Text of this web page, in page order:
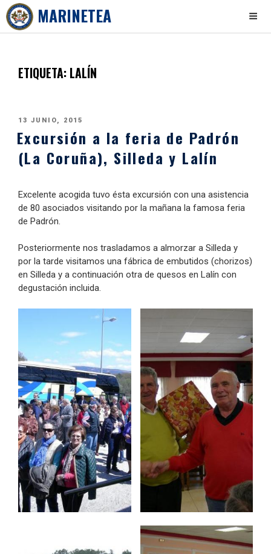
content
MARINETEA
ETIQUETA: LALÍN
PUBLICADO
13 JUNIO, 2015
Excursión a la feria de Padrón
(La Coruña), Silleda y Lalín
Excelente acogida tuvo ésta excursión con una asistencia
de 80 asociados visitando por la mañana la famosa feria
de Padrón.
Posteriormente nos trasladamos a almorzar a Silleda y
por la tarde visitamos una fábrica de embutidos (chorizos)
en Silleda y a continuación otra de quesos en Lalín con
degustación incluida.